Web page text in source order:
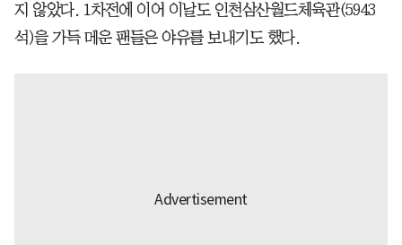
지 않았다. 1차전에 이어 이날도 인천삼산월드체육관(5943
석)을 가득 메운 팬들은 야유를 보내기도 했다.